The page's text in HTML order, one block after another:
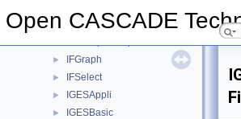
Open CASCADE
HLRTest
► IFGraph
► IFSelect
► IGESAppli
► IGESBasic